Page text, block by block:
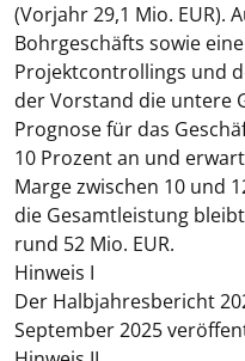
(Vorjahr 29,1 Mio. EUR).
Bohrgeschäfts sowie
Projektcontrollings und
der Vorstand die untere
Prognose für das
10 Prozent an und
Marge zwischen 10 und
die Gesamtleistung
rund 52 Mio. EUR.
Hinweis I
Der Halbjahresbericht
September 2025